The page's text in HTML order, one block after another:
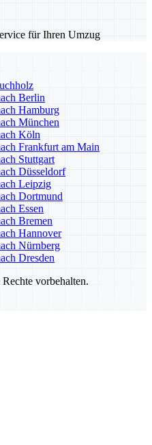
für Ihren Umzug
Berlin
Hamburg
München
Köln
Frankfurt am Main
Stuttgart
Düsseldorf
Leipzig
Dortmund
Essen
Bremen
Hannover
Nürnberg
Dresden
vorbehalten.